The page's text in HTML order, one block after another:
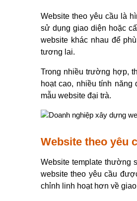
Website theo yêu cầu là
sử dụng giao diện hoặc
website khác nhau để
tương lai.
Trong nhiều trường hợp,
hoạt cao, nhiều tính
mẫu website đại trà.
Website theo yêu
Website template thường
website theo yêu cầu
chỉnh linh hoạt hơn về